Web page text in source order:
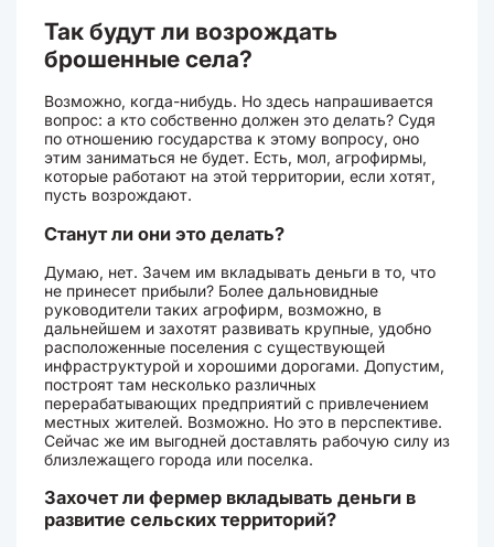
Так будут ли возрождать
брошенные села?
Возможно, когда-нибудь. Но здесь напрашивается
вопрос: а кто собственно должен это делать? Судя
по отношению государства к этому вопросу, оно
этим заниматься не будет. Есть, мол, агрофирмы,
которые работают на этой территории, если хотят,
пусть возрождают.
Станут ли они это делать?
Думаю, нет. Зачем им вкладывать деньги в то, что
не принесет прибыли? Более дальновидные
руководители таких агрофирм, возможно, в
дальнейшем и захотят развивать крупные, удобно
расположенные поселения с существующей
инфраструктурой и хорошими дорогами. Допустим,
построят там несколько различных
перерабатывающих предприятий с привлечением
местных жителей. Возможно. Но это в перспективе.
Сейчас же им выгодней доставлять рабочую силу из
близлежащего города или поселка.
Захочет ли фермер вкладывать деньги в
развитие сельских территорий?